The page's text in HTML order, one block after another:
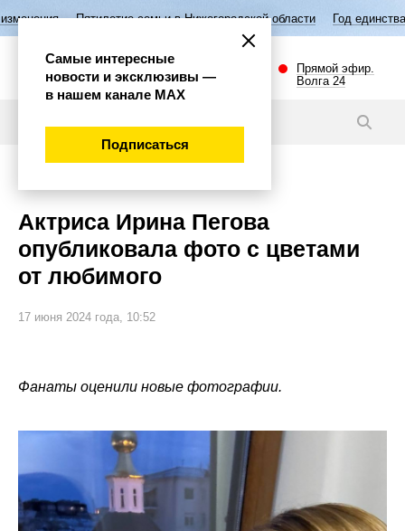
семьи в Нижегородской области Год единства народов России
Прямой эфир.
Волга 24
Актриса Ирина Пегова
опубликовала фото с цветами
от любимого
17 июня 2024 года, 10:52
Фанаты оценили новые фотографии.
Самые интересные
новости и эксклюзивы —
в нашем канале МАХ
Подписаться